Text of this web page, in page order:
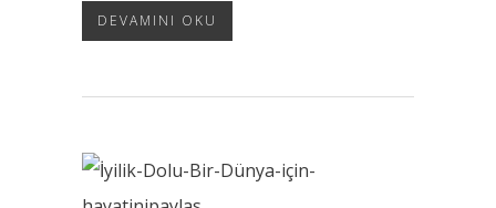
DEVAMINI OKU